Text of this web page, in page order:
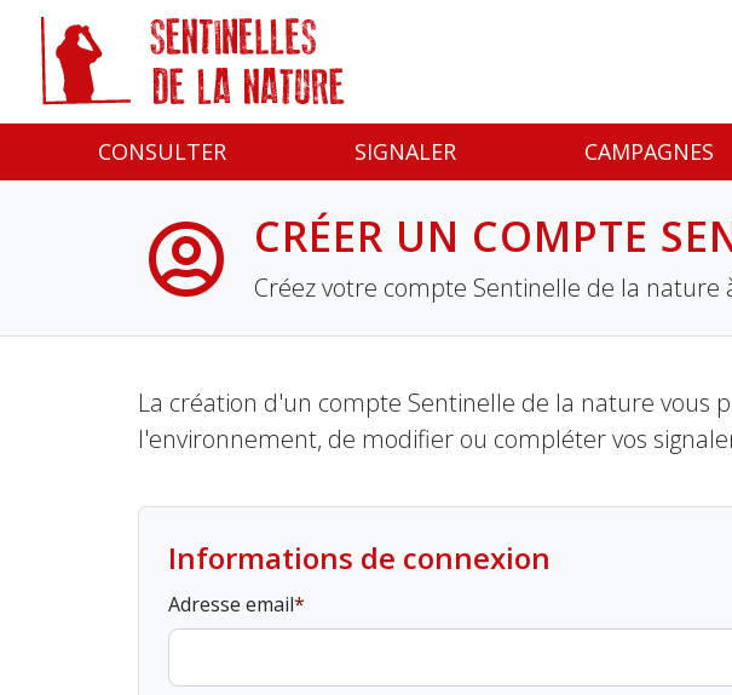
CONSULTER SIGNALER CAMPAGNES
CRÉER UN COMPTE
Créez votre compte Sentinelle de la
La création d'un compte Sentinelle de la nature vous
l'environnement, de modifier ou compléter vos
Informations de connexion
Adresse email
Panneau de gestion des cookies